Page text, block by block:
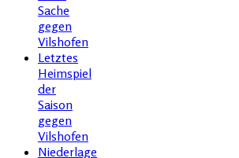
Sache
gegen
Vilshofen
Letztes
Heimspiel
der
Saison
gegen
Vilshofen
Niederlage